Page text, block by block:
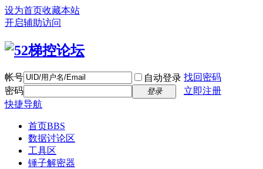
设为首页收藏本站
开启辅助访问
帐号 自动登录 找回密码
密码
登录
立即注册
快捷导航
首页BBS
数据讨论区
工具区
锤子解密器